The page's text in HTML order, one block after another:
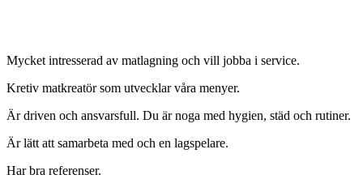
Mycket intresserad av matlagning och vill jobba i service.
Kretiv matkreatör som utvecklar våra menyer.
Är driven och ansvarsfull. Du är noga med hygien, städ och rutiner.
Är lätt att samarbeta med och en lagspelare.
Har bra referenser.